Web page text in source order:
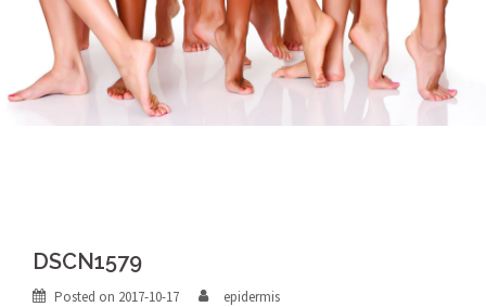
DSCN1579
Posted on 2017-10-17 epidermis